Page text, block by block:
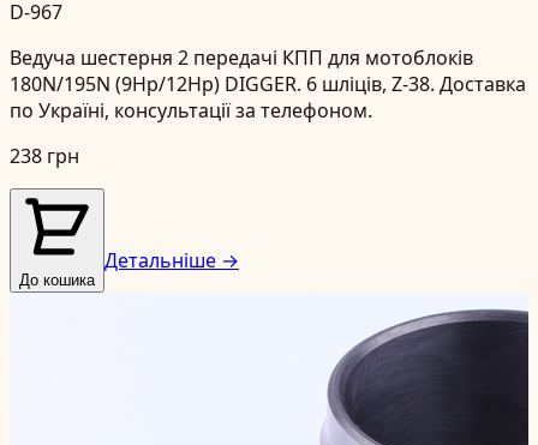
D-967
Ведуча шестерня 2 передачі КПП для мотоблоків
180N/195N (9Hp/12Hp) DIGGER. 6 шліців, Z-38. Доставка
по Україні, консультації за телефоном.
238 грн
До кошика
Детальніше →